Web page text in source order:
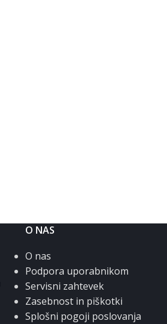
O NAS
O nas
Podpora uporabnikom
Servisni zahtevek
Zasebnost in piškotki
Splošni pogoji poslovanja